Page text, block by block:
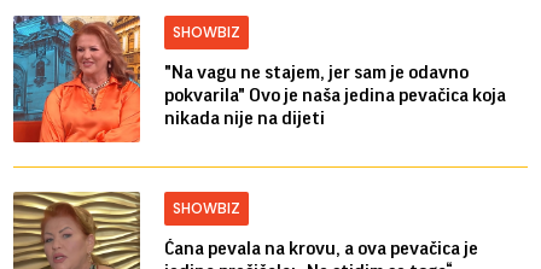
SHOWBIZ
"Na vagu ne stajem, jer sam je odavno
pokvarila" Ovo je naša jedina pevačica koja
nikada nije na dijeti
SHOWBIZ
Ćana pevala na krovu, a ova pevačica je